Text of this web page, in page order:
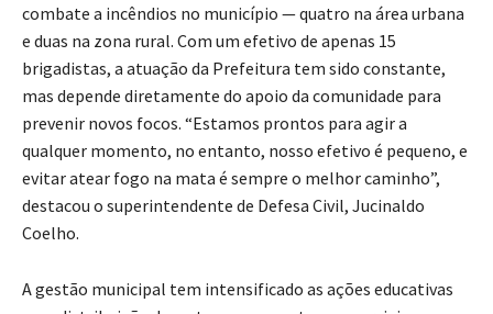
combate a incêndios no município — quatro na área urbana
e duas na zona rural. Com um efetivo de apenas 15
brigadistas, a atuação da Prefeitura tem sido constante,
mas depende diretamente do apoio da comunidade para
prevenir novos focos. “Estamos prontos para agir a
qualquer momento, no entanto, nosso efetivo é pequeno, e
evitar atear fogo na mata é sempre o melhor caminho”,
destacou o superintendente de Defesa Civil, Jucinaldo
Coelho.
A gestão municipal tem intensificado as ações educativas